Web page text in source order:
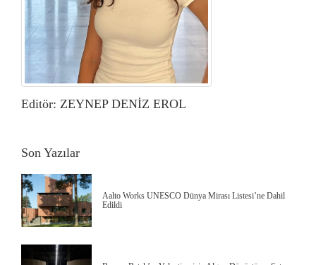
Editör: ZEYNEP DENİZ EROL
Son Yazılar
Aalto Works UNESCO Dünya Mirası Listesi’ne Dahil
Edildi